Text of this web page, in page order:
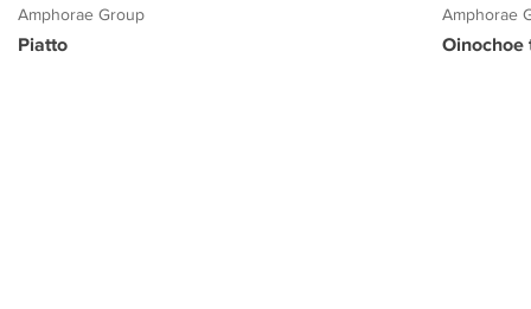
Amphorae Group
Piatto
Amphorae
Oinochoe